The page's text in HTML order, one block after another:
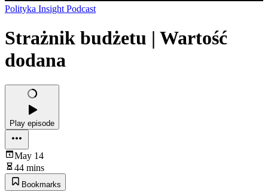
Polityka Insight Podcast
Strażnik budżetu | Wartość
dodana
Play episode
May 14
44 mins
Bookmarks